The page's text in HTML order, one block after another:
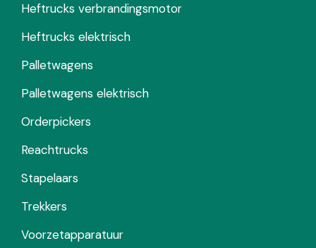
Heftrucks verbrandingsmotor
Heftrucks elektrisch
Palletwagens
Palletwagens elektrisch
Orderpickers
Reachtrucks
Stapelaars
Trekkers
Voorzetapparatuur